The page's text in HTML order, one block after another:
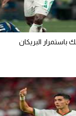
باستمرار البريكان